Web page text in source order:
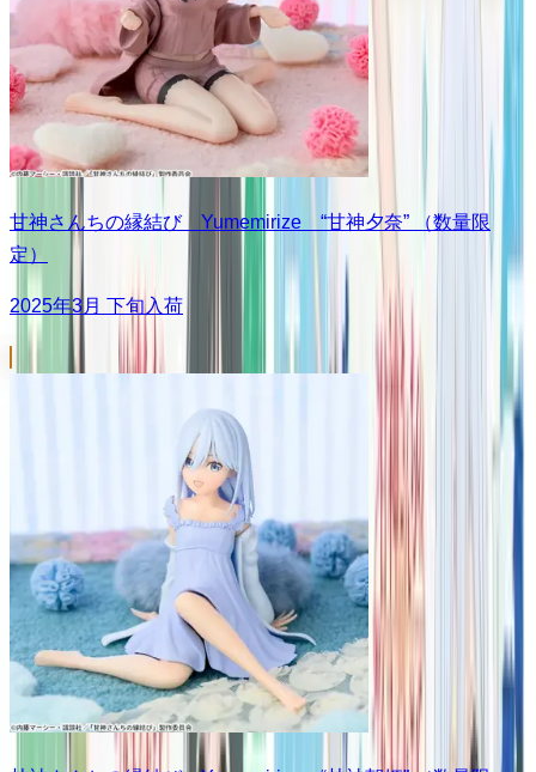
甘神さんちの縁結び Yumemirize “甘神夕奈” （数量限
定）
2025年3月 下旬入荷